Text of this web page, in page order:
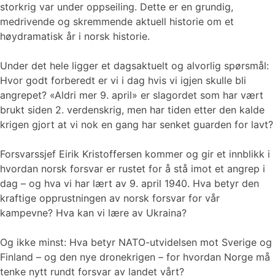
storkrig var under oppseiling. Dette er en grundig,
medrivende og skremmende aktuell historie om et
høydramatisk år i norsk historie.
Under det hele ligger et dagsaktuelt og alvorlig spørsmål:
Hvor godt forberedt er vi i dag hvis vi igjen skulle bli
angrepet? «Aldri mer 9. april» er slagordet som har vært
brukt siden 2. verdenskrig, men har tiden etter den kalde
krigen gjort at vi nok en gang har senket guarden for lavt?
Forsvarssjef Eirik Kristoffersen kommer og gir et innblikk i
hvordan norsk forsvar er rustet for å stå imot et angrep i
dag – og hva vi har lært av 9. april 1940. Hva betyr den
kraftige opprustningen av norsk forsvar for vår
kampevne? Hva kan vi lære av Ukraina?
Og ikke minst: Hva betyr NATO-utvidelsen mot Sverige og
Finland – og den nye dronekrigen – for hvordan Norge må
tenke nytt rundt forsvar av landet vårt?